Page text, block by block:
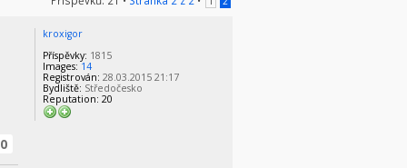
0
kroxigor
Příspěvky: 1815
Images: 14
Registrován: 28.03.2015 21:17
Bydliště: Středočesko
Reputation: 20